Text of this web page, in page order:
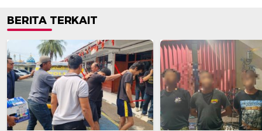
BERITA TERKAIT